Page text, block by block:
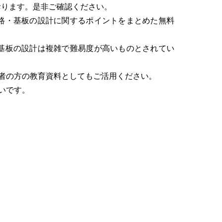
ます。是非ご確認ください。
・基板の設計に関するポイントをまとめた無料
の設計は複雑で難易度が高いものとされてい
方の教育資料としてもご活用ください。
です。